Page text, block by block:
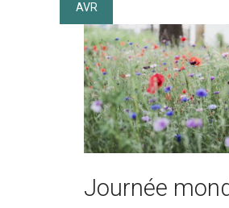
AVR
Journée